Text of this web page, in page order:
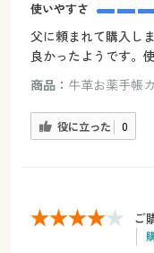
使いやすさ
父に頼まれて購入し
良かったようです。
商品： 牛革お薬手帳
役に立った 0
ご